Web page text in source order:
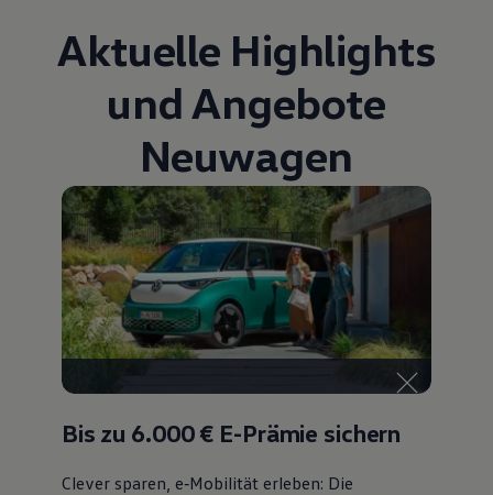
Fahrzeugabholung ab Werk
Uptime
Aktuelle Highlights
und Angebote
Neuwagen
Bis zu 6.000 € E-Prämie sichern
Clever sparen, e‑Mobilität erleben: Die